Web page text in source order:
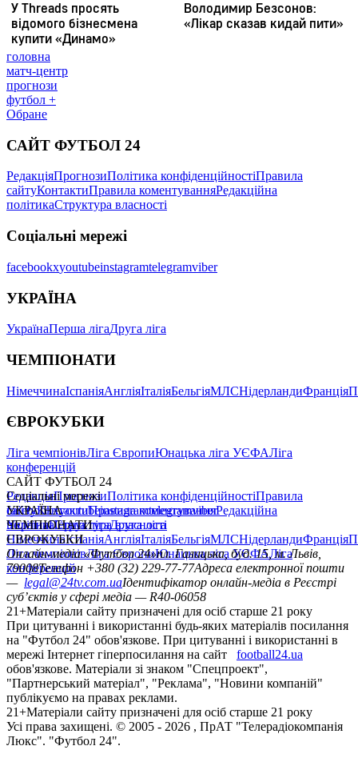
головна
матч-центр
прогнози
футбол +
Обране
САЙТ ФУТБОЛ 24
РедакціяПрогнозиПолітика конфіденційностіПравила
сайтуКонтактиПравила коментуванняРедакційна
політикаСтруктура власності
Соціальні мережі
facebookxyoutubeinstagramtelegramviber
УКРАЇНА
УкраїнаПерша лігаДруга ліга
ЧЕМПІОНАТИ
НімеччинаІспаніяАнгліяІталіяБельгіяМЛСНідерландиФранція
ЄВРОКУБКИ
Ліга чемпіонівЛіга ЄвропиЮнацька ліга УЄФАЛіга
конференцій
САЙТ ФУТБОЛ 24
РедакціяПрогнозиПолітика конфіденційностіПравила
сайтуКонтактиПравила коментуванняРедакційна
політикаСтруктура власності
Соціальні мережі
facebookxyoutubeinstagramtelegramviber
УКРАЇНА
УкраїнаПерша лігаДруга ліга
ЧЕМПІОНАТИ
НімеччинаІспаніяАнгліяІталіяБельгіяМЛСНідерландиФранція
ЄВРОКУБКИ
Ліга чемпіонівЛіга ЄвропиЮнацька ліга УЄФАЛіга
конференцій
Онлайн-медіа «Футбол 24»пл. Галицька, буд. 15, м. Львів,
79008Телефон +380 (32) 229-77-77Адреса електронної пошти
— legal@24tv.com.uaІдентифікатор онлайн-медіа в Реєстрі
суб’єктів у сфері медіа — R40-06058
21+Матеріали сайту призначені для осіб старше 21 року
При цитуванні і використанні будь-яких матеріалів посилання
на "Футбол 24" обов'язкове. При цитуванні і використанні в
мережі Інтернет гіперпосилання на сайт
football24.ua
обов'язкове. Матеріали зі знаком "Спецпроект",
"Партнерський матеріал", "Реклама", "Новини компаній"
публікуємо на правах реклами.
21+Матеріали сайту призначені для осіб старше 21 року
Усi права захищенi. © 2005 - 2026 , ПрАТ "Телерадіокомпанія
Люкс". "Футбол 24".